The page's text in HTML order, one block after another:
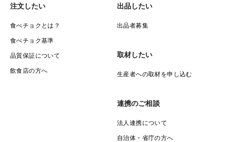
注文したい
食べチョクとは？
食べチョク基準
品質保証について
飲食店の方へ
出品したい
出品者募集
取材したい
生産者への取材を申し込む
連携のご相談
法人連携について
自治体・省庁の方へ